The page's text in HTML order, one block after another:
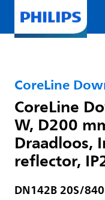
CoreLine
CoreLine
W, D200
Draadloos,
reflector,
DN142B 20S/